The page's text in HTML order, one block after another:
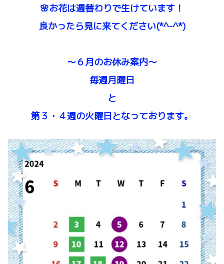
🌸お花は週替わりで生けています！
良かったら見に来てください(*^-^*)
～６月のお休み案内～
毎週月曜日
と
第３・４週の火曜日となっております。